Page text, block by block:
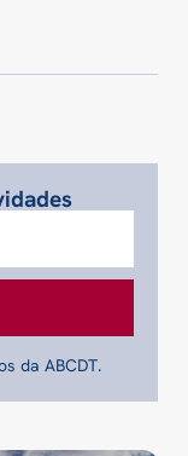
da ABCDT.